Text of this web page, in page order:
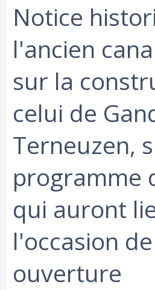
‎Notice
l'ancien
sur la
celui de
Terneuzen,
programme
qui auront
l'occasion
ouverture‎